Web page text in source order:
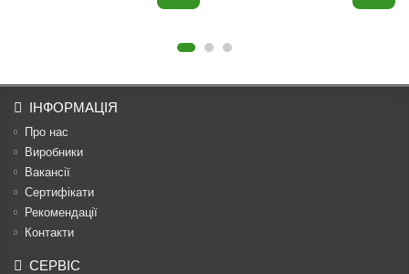
ІНФОРМАЦІЯ
Про нас
Виробники
Вакансії
Сертифікати
Рекомендації
Контакти
СЕРВІС